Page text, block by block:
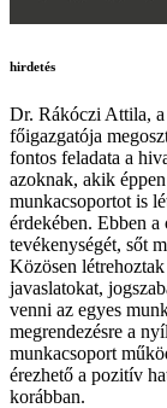
hirdetés
Dr. Rákóczi Attila,
főigazgatója
fontos feladata a
azoknak, akik
munkacsoportot is
érdekében. Ebben a
tevékenységét, sőt
Közösen
javaslatokat,
venni az egyes
megrendezésre a
munkacsoport
érezhető a pozitív
korábban.